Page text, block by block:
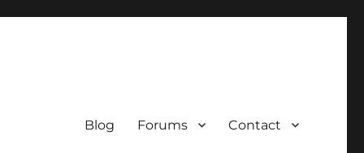
Blog Forums Contact